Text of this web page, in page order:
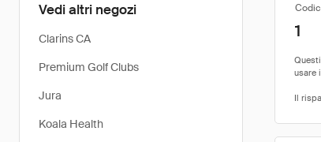
Vedi altri negozi
Clarins CA
Premium Golf Clubs
Jura
Koala Health
1